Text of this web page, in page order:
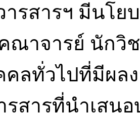
วารสารฯ มีนโ
ณาจารย์ นักวิ
คลทั่วไปที่มีผล
รสารที่นำเสน